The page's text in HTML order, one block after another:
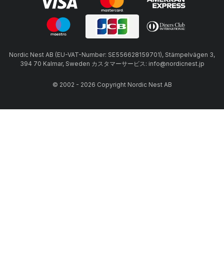
Nordic Nest AB (EU-VAT-Number: SE556628159701), Stämpelvägen 3,
394 70 Kalmar, Sweden カスタマーサービス: info@nordicnest.jp
© 2002 - 2026 Copyright Nordic Nest AB